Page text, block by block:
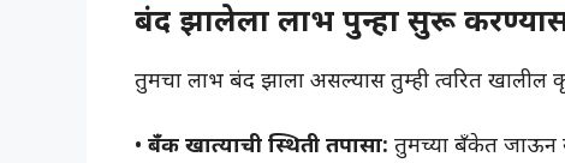
बंद झालेला लाभ पुन्हा सुरू
​तुमचा लाभ बंद झाला असल्यास तुम्ही त्वरित
• ​ बँक खात्याची स्थिती तपासा: तुमच्या बँकेत जाऊन